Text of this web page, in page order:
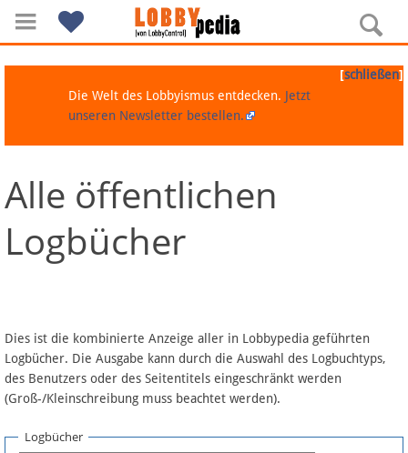
Navigation
Über Lobbypedia
Artikel nach Kategorien
FAQ
[schließen]
Die Welt des Lobbyismus entdecken. Jetzt
unseren Newsletter bestellen.
Alle öffentlichen
Logbücher
Dies ist die kombinierte Anzeige aller in Lobbypedia geführten
Logbücher. Die Ausgabe kann durch die Auswahl des Logbuchtyps,
des Benutzers oder des Seitentitels eingeschränkt werden
(Groß-/Kleinschreibung muss beachtet werden).
Logbücher